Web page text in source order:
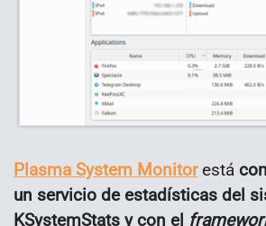
Plasma System Monitorestá
un servicio de estadísticas del
KSystemStats y con el